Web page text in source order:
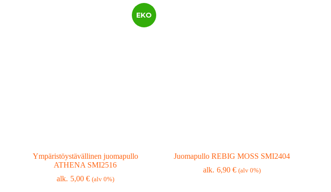
EKO
Ympäristöystävällinen juomapullo
ATHENA SMI2516
5,00 € (alv 0%)
Juomapullo REBIG MOSS SMI2404
6,90 € (alv 0%)